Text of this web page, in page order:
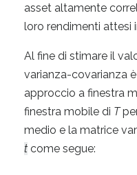
asset altamente
loro rendimenti attesi
Al fine di stimare il
varianza-covarianza
approccio a finestra
finestra mobile di T
medio e la matrice
t come segue: